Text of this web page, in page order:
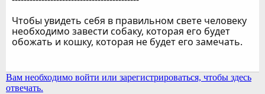
Чтобы увидеть себя в правильном свете человеку
необходимо завести собаку, которая его будет
обожать и кошку, которая не будет его замечать.
Вам необходимо войти или зарегистрироваться, чтобы здесь
отвечать.